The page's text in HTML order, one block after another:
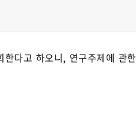
다고 하오니, 연구주제에 관한